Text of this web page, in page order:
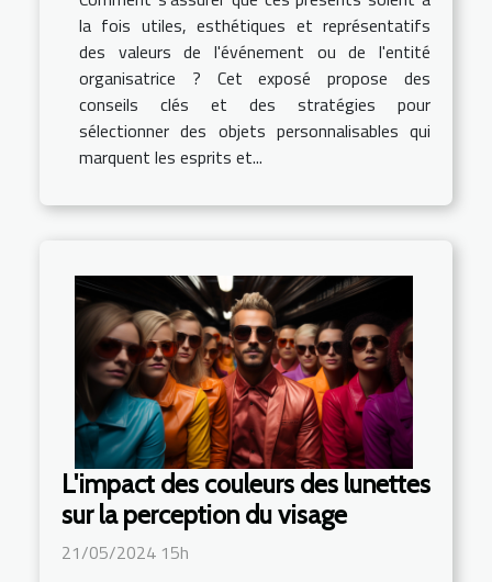
la fois utiles, esthétiques et représentatifs
des valeurs de l'événement ou de l'entité
organisatrice ? Cet exposé propose des
conseils clés et des stratégies pour
sélectionner des objets personnalisables qui
marquent les esprits et...
L'impact des couleurs des lunettes
sur la perception du visage
21/05/2024 15h